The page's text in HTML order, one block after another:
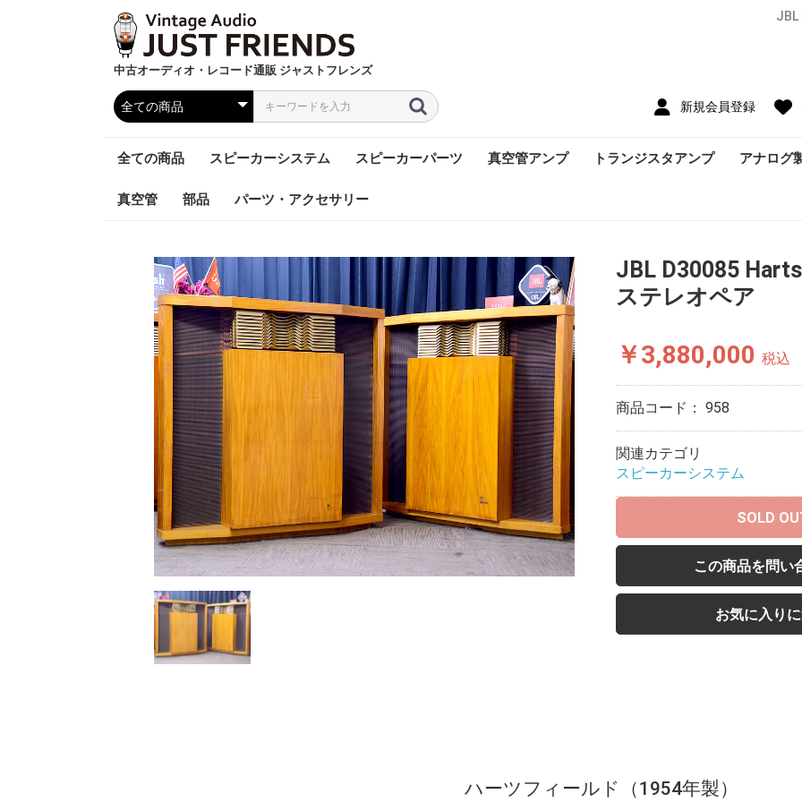
中古オーディオ・レコード通販 ジャストフレンズ
JBL
新規会員登録
全ての商品 スピーカーシステム スピーカーパーツ 真空管アンプ トランジスタアンプ アナログ
真空管 部品 パーツ・アクセサリー
JBL D30085
ステレオペア
￥3,880,000 税込
商品コード： 958
関連カテゴリ
スピーカーシステム
SOLD
この商品を問い
お気に入り
ハーツフィールド（1954年製）